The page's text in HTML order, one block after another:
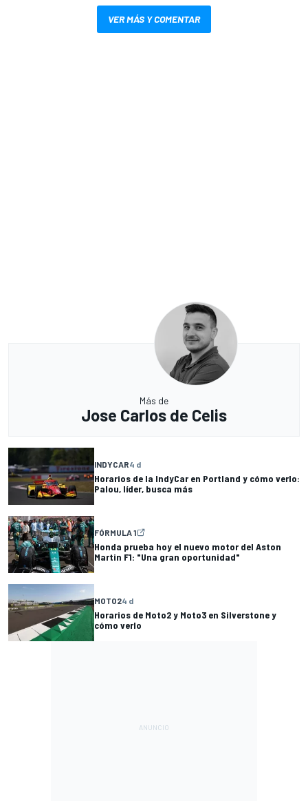
VER MÁS Y COMENTAR
Más de
Jose Carlos de Celis
INDYCAR4 d
Horarios de la IndyCar en Portland y cómo verlo:
Palou, líder, busca más
FÓRMULA 1
Honda prueba hoy el nuevo motor del Aston
Martin F1: "Una gran oportunidad"
MOTO24 d
Horarios de Moto2 y Moto3 en Silverstone y
cómo verlo